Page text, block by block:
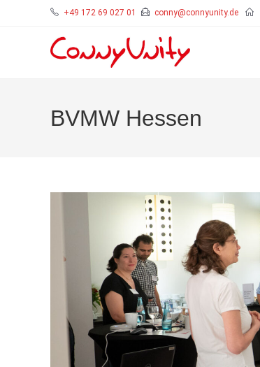
+49 172 69 027 01 conny@connyunity.de
BVMW Hessen